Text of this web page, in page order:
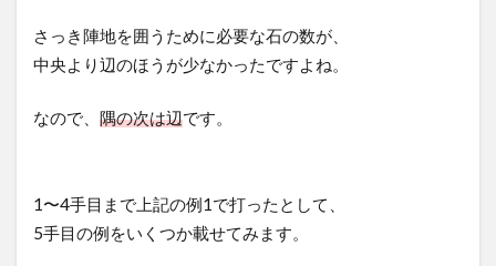
さっき陣地を囲うために必要な石の数が、
中央より辺のほうが少なかったですよね。
なので、 隅の次は辺です。
1〜4手目まで上記の例1で打ったとして、
5手目の例をいくつか載せてみます。